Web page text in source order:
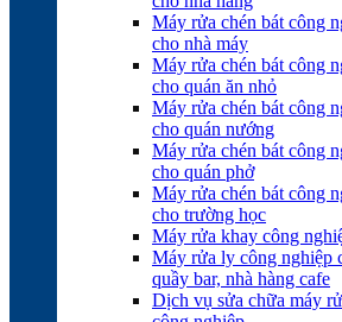
Máy rửa chén bát công
cho nhà máy
Máy rửa chén bát công
cho quán ăn nhỏ
Máy rửa chén bát công
cho quán nướng
Máy rửa chén bát công
cho quán phở
Máy rửa chén bát công
cho trường học
Máy rửa khay công
Máy rửa ly công nghiệp
quầy bar, nhà hàng cafe
Dịch vụ sửa chữa máy